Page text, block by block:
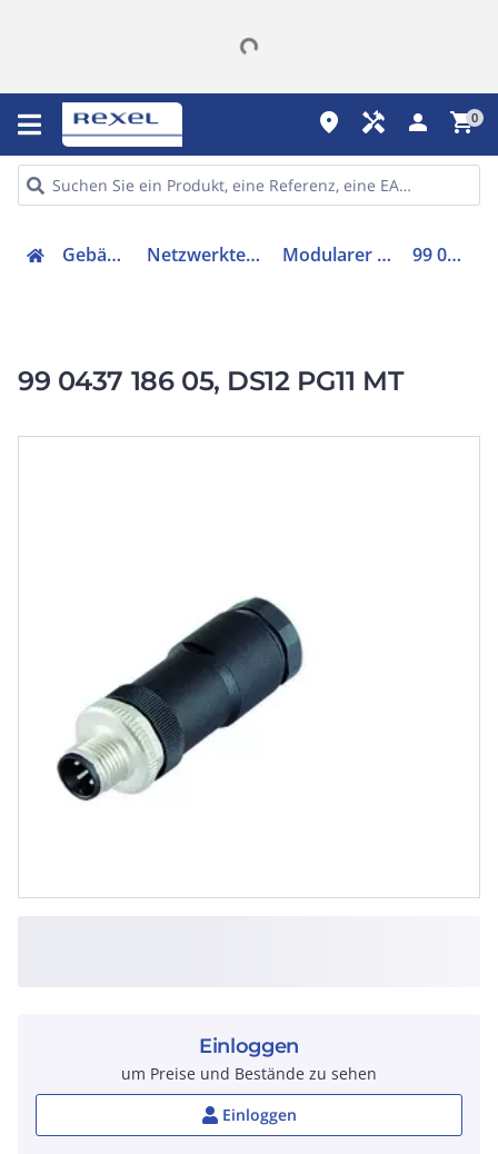
place handyman person shopping_cart0
Gebäudetechnik Netzwerktechnik - Zubehör Modularer Steckverbinder 99 0437 186 05
99 0437 186 05, DS12 PG11 MT
Einloggen
um Preise und Bestände zu sehen
Einloggen